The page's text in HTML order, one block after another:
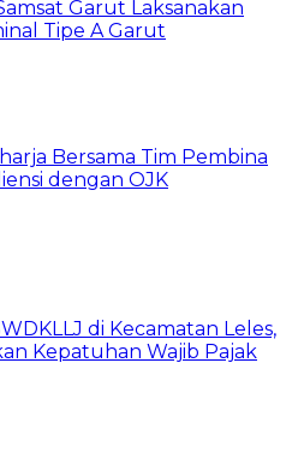
Garut Laksanakan
Tipe A Garut
Bersama Tim Pembina
dengan OJK
di Kecamatan Leles,
Kepatuhan Wajib Pajak